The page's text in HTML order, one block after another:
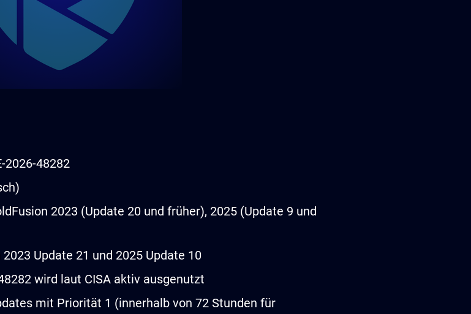
2026-48282
2023 (Update 20 und früher), 2025 (Update 9 und
Update 21 und 2025 Update 10
wird laut CISA aktiv ausgenutzt
mit Priorität 1 (innerhalb von 72 Stunden für